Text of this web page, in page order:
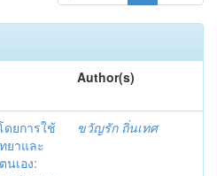
Author(s)
ยการใช้
ยาและ
เอง:
ขวัญรัก ถิ่นเทศ